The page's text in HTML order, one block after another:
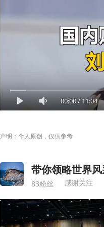
00:00/11:04
声明：个人原创，仅供参考
带你领略世界
83粉丝 感谢关注